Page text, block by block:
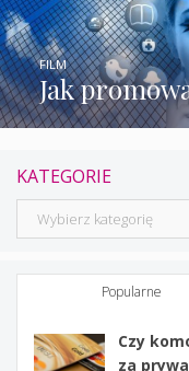
Jak
FILM
KATEGORIE
Kategorie
Popularne
Czy
za